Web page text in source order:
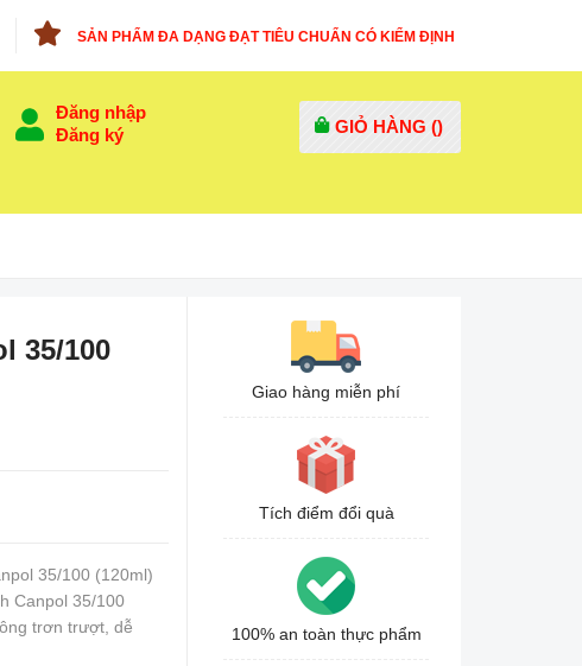
SẢN PHẨM ĐA DẠNG ĐẠT TIÊU CHUẨN CÓ KIỂM ĐỊNH
Đăng nhập
Đăng ký
GIỎ HÀNG ()
35/100
35/100 (120ml)
Canpol 35/100
trơn trượt, dễ
Giao hàng miễn phí
Tích điểm đổi quà
100% an toàn thực phẩm